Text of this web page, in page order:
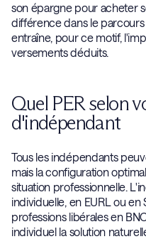
son épargne pour acheter
différence dans le
entraîne, pour ce motif,
versements déduits.
Quel PER selon
d'indépendant
Tous les indépendants
mais la configuration
situation professionnelle.
individuelle, en EURL ou en
professions libérales en
individuel la solution